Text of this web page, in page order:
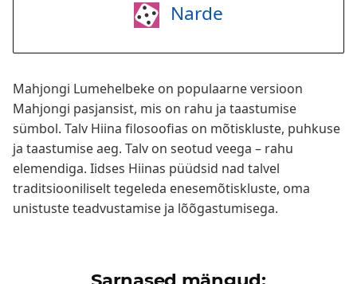
Narde
Mahjongi Lumehelbeke on populaarne versioon
Mahjongi pasjansist, mis on rahu ja taastumise
sümbol. Talv Hiina filosoofias on mõtiskluste, puhkuse
ja taastumise aeg. Talv on seotud veega – rahu
elemendiga. Iidses Hiinas püüdsid nad talvel
traditsiooniliselt tegeleda enesemõtiskluste, oma
unistuste teadvustamise ja lõõgastumisega.